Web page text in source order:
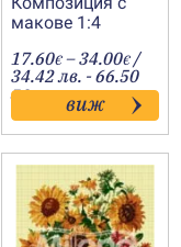
макове 1:4
17.60€ –34.00€Price
range:
17.60€
through
34.00€
/
34.42 лв. - 66.50
лв. виж